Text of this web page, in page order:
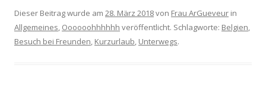
Dieser Beitrag wurde am 28. März 2018von Frau ArGueveur in
Allgemeines, Oooooohhhhhh veröffentlicht. Schlagworte: Belgien,
Besuch bei Freunden, Kurzurlaub, Unterwegs.